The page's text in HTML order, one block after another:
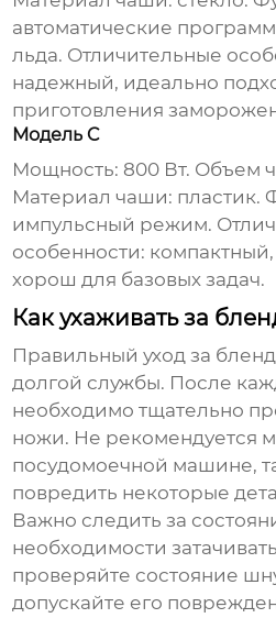
автоматические
льда. Отличительные
надежный, идеально
приготовления
Модель C
Мощность: 800 Вт. Объем
Материал чаши: пластик.
импульсный режим.
особенности:
хорош для базовых задач.
Как ухаживать за
Правильный уход за
долгой службы. После
необходимо тщательно
ножи. Не рекомендуется
посудомоечной машине,
повредить некоторые
Важно следить за
необходимости
проверяйте состояние
допускайте его